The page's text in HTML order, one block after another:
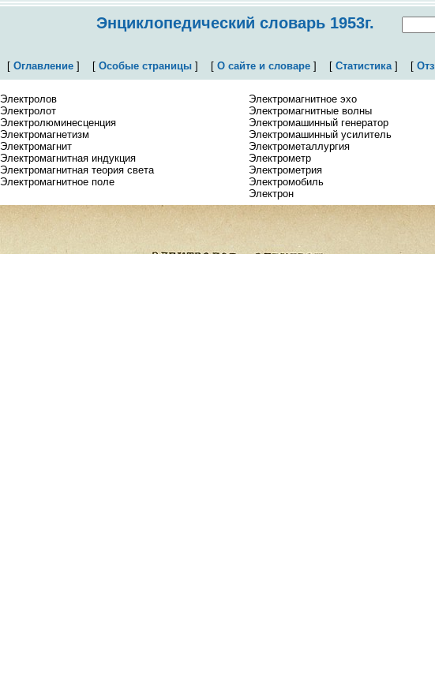
Энциклопедический словарь 1953г.
[ Оглавление] [ Особые страницы] [ О сайте и словаре] [ Статистика] [
Электролов
Электролот
Электролюминесценция
Электромагнетизм
Электромагнит
Электромагнитная индукция
Электромагнитная теория света
Электромагнитное поле
Электромагнитное эхо
Электромагнитные волны
Электромашинный генератор
Электромашинный усилитель
Электрометаллургия
Электрометр
Электрометрия
Электромобиль
Электрон